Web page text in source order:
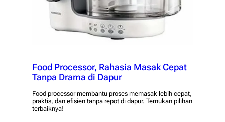
Food Processor, Rahasia Masak Cepat
Tanpa Drama di Dapur
Food processor membantu proses memasak lebih cepat,
praktis, dan efisien tanpa repot di dapur. Temukan pilihan
terbaiknya!